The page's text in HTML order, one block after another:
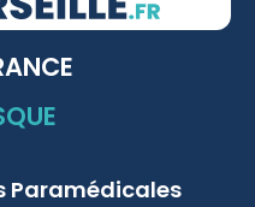
Paramédicales